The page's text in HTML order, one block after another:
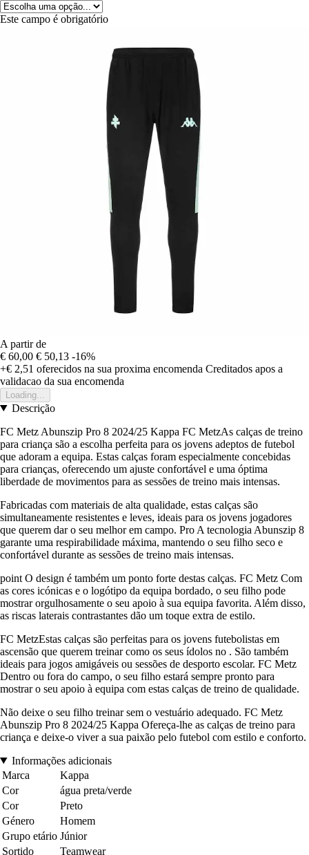
Este campo é obrigatório
A partir de
€ 60,00 € 50,13 -16%
+€ 2,51 oferecidos na sua proxima encomenda Creditados apos a
validacao da sua encomenda
Loading...
Descrição
FC Metz Abunszip Pro 8 2024/25 Kappa FC MetzAs calças de treino
para criança são a escolha perfeita para os jovens adeptos de futebol
que adoram a equipa. Estas calças foram especialmente concebidas
para crianças, oferecendo um ajuste confortável e uma óptima
liberdade de movimentos para as sessões de treino mais intensas.
Fabricadas com materiais de alta qualidade, estas calças são
simultaneamente resistentes e leves, ideais para os jovens jogadores
que querem dar o seu melhor em campo. Pro A tecnologia Abunszip 8
garante uma respirabilidade máxima, mantendo o seu filho seco e
confortável durante as sessões de treino mais intensas.
point O design é também um ponto forte destas calças. FC Metz Com
as cores icónicas e o logótipo da equipa bordado, o seu filho pode
mostrar orgulhosamente o seu apoio à sua equipa favorita. Além disso,
as riscas laterais contrastantes dão um toque extra de estilo.
FC MetzEstas calças são perfeitas para os jovens futebolistas em
ascensão que querem treinar como os seus ídolos no . São também
ideais para jogos amigáveis ou sessões de desporto escolar. FC Metz
Dentro ou fora do campo, o seu filho estará sempre pronto para
mostrar o seu apoio à equipa com estas calças de treino de qualidade.
Não deixe o seu filho treinar sem o vestuário adequado. FC Metz
Abunszip Pro 8 2024/25 Kappa Ofereça-lhe as calças de treino para
criança e deixe-o viver a sua paixão pelo futebol com estilo e conforto.
Informações adicionais
Marca
Kappa
Cor
água preta/verde
Cor
Preto
Género
Homem
Grupo etário Júnior
Sortido
Teamwear